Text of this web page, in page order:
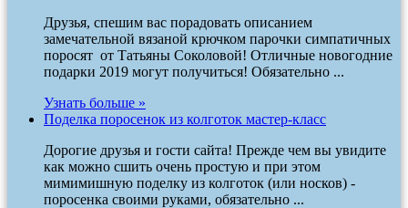
Друзья, спешим вас порадовать описанием
замечательной вязаной крючком парочки симпатичных
поросят от Татьяны Соколовой! Отличные новогодние
подарки 2019 могут получиться! Обязательно ...
Узнать больше »
Поделка поросенок из колготок мастер-класс
Дорогие друзья и гости сайта! Прежде чем вы увидите
как можно сшить очень простую и при этом
мимимишную поделку из колготок (или носков) -
поросенка своими руками, обязательно ...